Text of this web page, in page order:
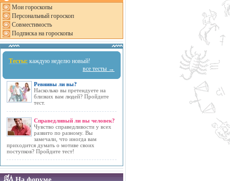
Мои гороскопы
Персональный гороскоп
Совместимость
Подписка на гороскопы
Тесты: каждую неделю новый!
все тесты →
Ревнивы ли вы?
Насколько вы претендуете на
близких вам людей? Пройдите
тест.
Справедливый ли вы человек?
Чувство справедливости у всех
развито по разному. Вы
замечали, что иногда вам
приходится думать о мотиве своих
поступков? Пройдите тест!